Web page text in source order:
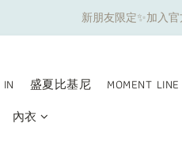
夏日舒適無痕｜3
新朋友限定✨加入
盛夏比基尼 MOMENT
內衣